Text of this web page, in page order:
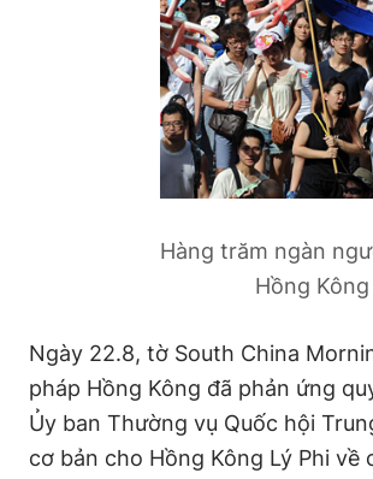
Hàng trăm ngàn
Hồng
Ngày 22.8, tờ South China
pháp Hồng Kông đã phản ứng
Ủy ban Thường vụ Quốc hội
cơ bản cho Hồng Kông Lý Phi